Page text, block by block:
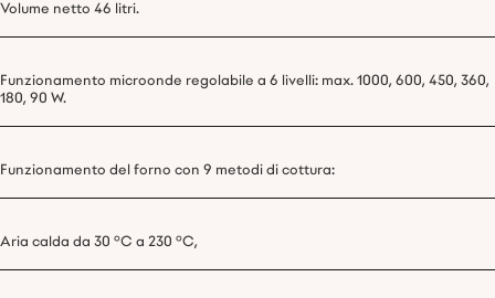
Volume netto 46 litri.
Funzionamento microonde regolabile a 6 livelli: max. 1000, 600, 450, 360,
180, 90 W.
Funzionamento del forno con 9 metodi di cottura:
Aria calda da 30 °C a 230 °C,